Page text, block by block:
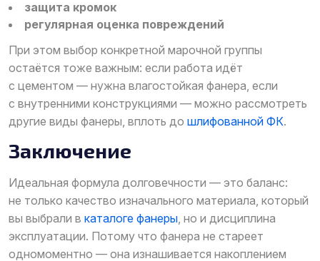
защита кромок
регулярная оценка повреждений
При этом выбор конкретной марочной группы
остаётся тоже важным: если работа идёт
с цементом — нужна влагостойкая фанера, если
с внутренними конструкциями — можно рассмотреть
другие виды фанеры, вплоть до шлифованной ФК.
Заключение
Идеальная формула долговечности — это баланс:
не только качество изначального материала, который
вы выбрали в каталоге фанеры, но и дисциплина
эксплуатации. Потому что фанера не стареет
одномоментно — она изнашивается накоплением